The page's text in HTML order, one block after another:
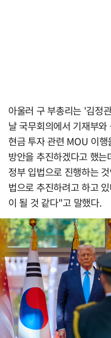
아울러 구 부총리는 '김정
날 국무회의에서 기재부
현금 투자 관련 MOU 이
방안을 추진하겠다고 했
정부 입법으로 진행하는
법으로 추진하려고 하고
이 될 것 같다"고 말했다.